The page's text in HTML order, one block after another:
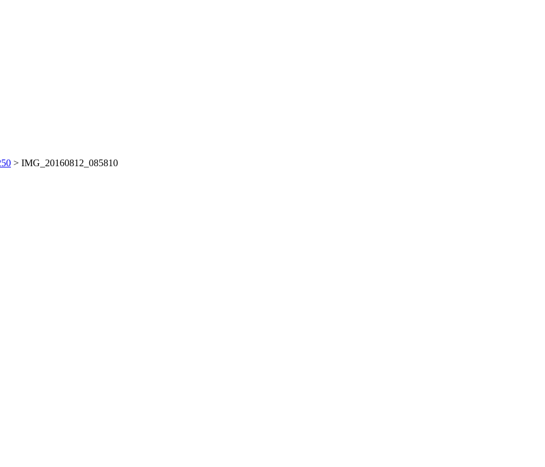
> IMG_20160812_085810